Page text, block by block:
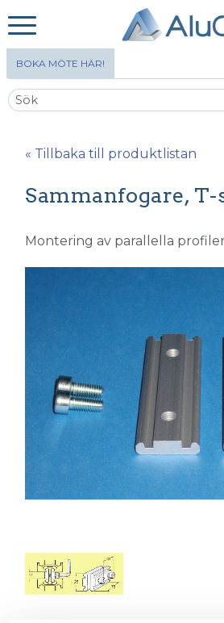
BOKA MÖTE HÄR!
« Tillbaka till produktlistan
Sammanfogare, T-
Montering av parallella profiler,